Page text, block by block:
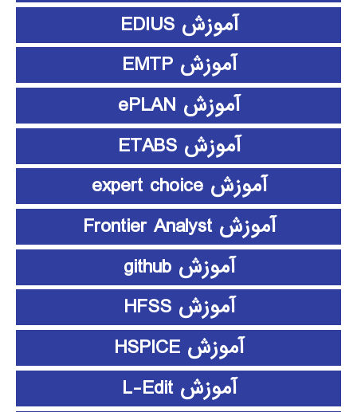
آموزش EDIUS
آموزش EMTP
آموزش ePLAN
آموزش ETABS
آموزش expert choice
آموزش Frontier Analyst
آموزش github
آموزش HFSS
آموزش HSPICE
آموزش L-Edit